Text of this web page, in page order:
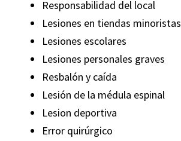
Responsabilidad del local
Lesiones en tiendas minoristas
Lesiones escolares
Lesiones personales graves
Resbalón y caída
Lesión de la médula espinal
Lesion deportiva
Error quirúrgico